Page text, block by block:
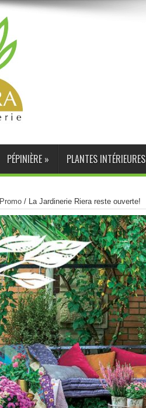
PÉPINIÈRE » PLANTES INTÉRIEURES
Promo/ La Jardinerie Riera reste ouverte!